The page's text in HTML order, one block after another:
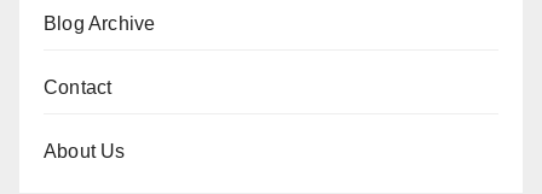
Blog Archive
Contact
About Us